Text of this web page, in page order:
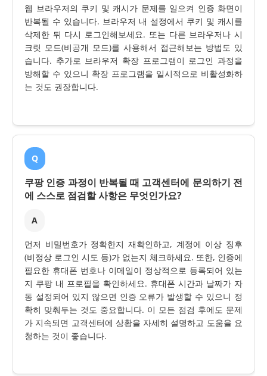
웹 브라우저의 쿠키 및 캐시가 문제를 일으켜 인증 화면이
반복될 수 있습니다. 브라우저 내 설정에서 쿠키 및 캐시를
삭제한 뒤 다시 로그인해보세요. 또는 다른 브라우저나 시
크릿 모드(비공개 모드)를 사용해서 접근해보는 방법도 있
습니다. 추가로 브라우저 확장 프로그램이 로그인 과정을
방해할 수 있으니 확장 프로그램을 일시적으로 비활성화하
는 것도 권장합니다.
Q
쿠팡 인증 과정이 반복될 때 고객센터에 문의하기 전
에 스스로 점검할 사항은 무엇인가요?
A
먼저 비밀번호가 정확한지 재확인하고, 계정에 이상 징후
(비정상 로그인 시도 등)가 없는지 체크하세요. 또한, 인증에
필요한 휴대폰 번호나 이메일이 정상적으로 등록되어 있는
지 쿠팡 내 프로필을 확인하세요. 휴대폰 시간과 날짜가 자
동 설정되어 있지 않으면 인증 오류가 발생할 수 있으니 정
확히 맞춰두는 것도 중요합니다. 이 모든 점검 후에도 문제
가 지속되면 고객센터에 상황을 자세히 설명하고 도움을 요
청하는 것이 좋습니다.